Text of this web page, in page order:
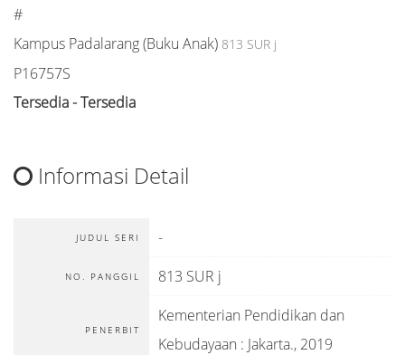
#
Kampus Padalarang (Buku Anak) 813 SUR j
P16757S
Tersedia - Tersedia
Informasi Detail
JUDUL SERI -
NO. PANGGIL 813 SUR j
PENERBIT
Kementerian Pendidikan dan
Kebudayaan : Jakarta., 2019